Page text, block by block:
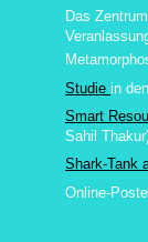
Das
Studie in den
Smart
Sahil Thakur
Shark-Tank
Online-